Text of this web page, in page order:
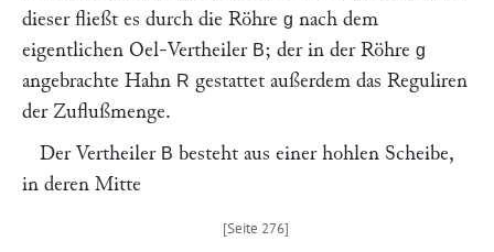
dieser fließt es durch die Röhre g nach dem
eigentlichen Oel-Vertheiler B; der in der Röhre g
angebrachte Hahn R gestattet außerdem das Reguliren
der Zuflußmenge.
Der Vertheiler B besteht aus einer hohlen Scheibe,
in deren Mitte